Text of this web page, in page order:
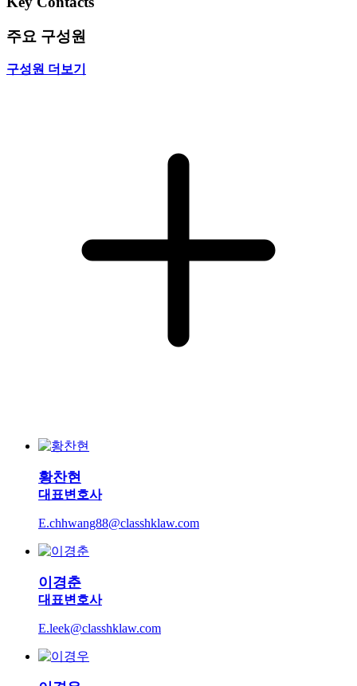
주요 구성원
구성원 더보기
황찬현
대표변호사
E.chhwang88@classhklaw.com
이경춘
대표변호사
E.leek@classhklaw.com